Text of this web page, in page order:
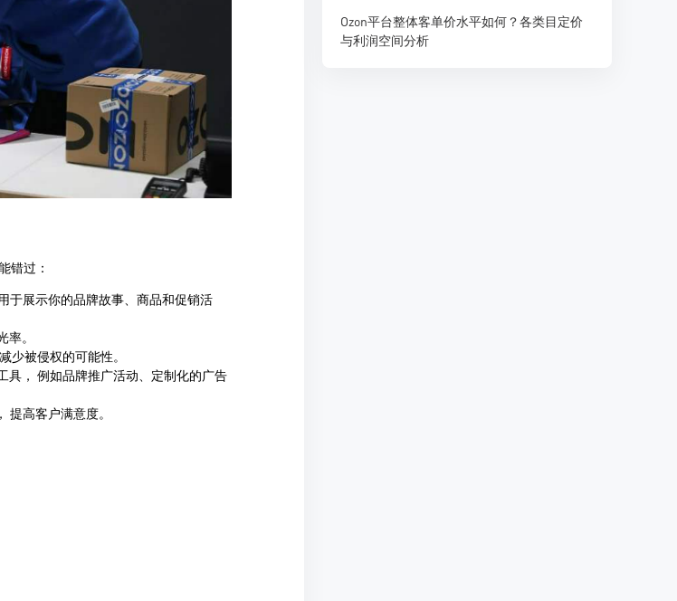
Ozon平台整体客单价水平如何？各类目定价
与利润空间分析